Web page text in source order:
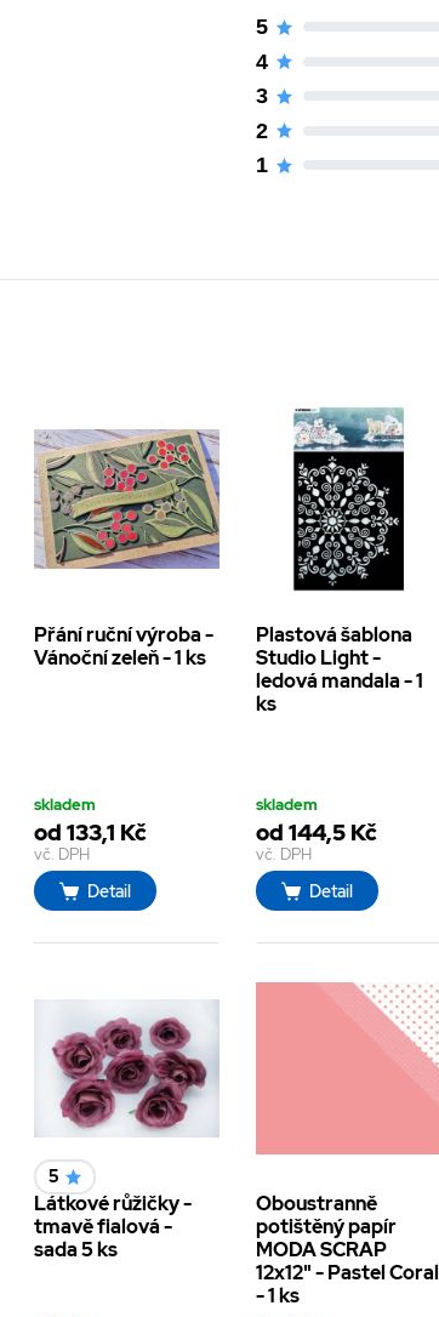
5
4
3
2
1
Přání ruční výroba -
Vánoční zeleň - 1 ks
skladem
od 133,1 Kč
vč. DPH
Detail
Plastová šablona
Studio Light -
ledová mandala - 1
ks
skladem
od 144,5 Kč
vč. DPH
Detail
5
Látkové růžičky -
tmavě fialová -
sada 5 ks
Oboustranně
potištěný papír
MODA SCRAP
12x12" - Pastel Coral
- 1 ks